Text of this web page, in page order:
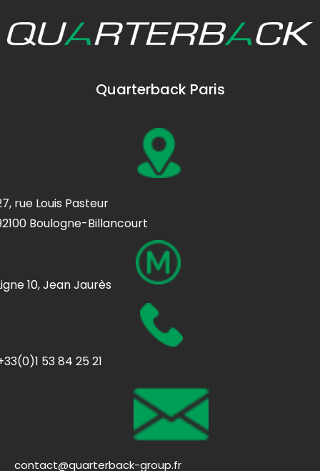
Quarterback Paris
rue Louis Pasteur
Boulogne-Billancourt
10, Jean Jaurès
53 84 25 21
contact@quarterback-group.fr